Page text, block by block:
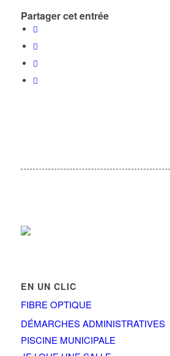
Partager cet entrée
EN UN CLIC
FIBRE OPTIQUE
DÉMARCHES ADMINISTRATIVES
PISCINE MUNICIPALE